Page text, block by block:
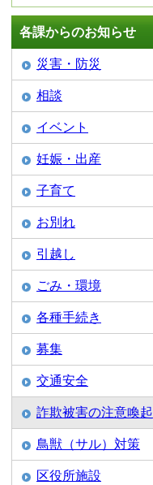
各課からのお知らせ
災害・防災
相談
イベント
妊娠・出産
子育て
お別れ
引越し
ごみ・環境
各種手続き
募集
交通安全
詐欺被害の注意喚起
鳥獣（サル）対策
区役所施設